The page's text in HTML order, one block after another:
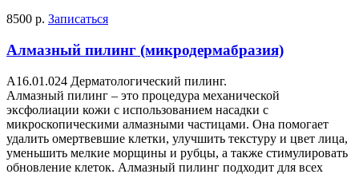
8500 р. Записаться
Алмазный пилинг (микродермабразия)
A16.01.024 Дерматологический пилинг.
Алмазный пилинг – это процедура механической
эксфолиации кожи с использованием насадки с
микроскопическими алмазными частицами. Она помогает
удалить омертвевшие клетки, улучшить текстуру и цвет лица,
уменьшить мелкие морщины и рубцы, а также стимулировать
обновление клеток. Алмазный пилинг подходит для всех